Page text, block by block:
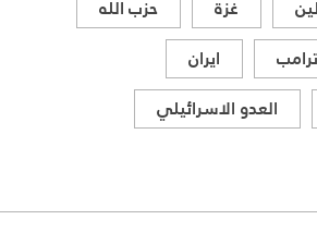
غزة
حزب الله
ترامب
ايران
العدو الاسرائيلي